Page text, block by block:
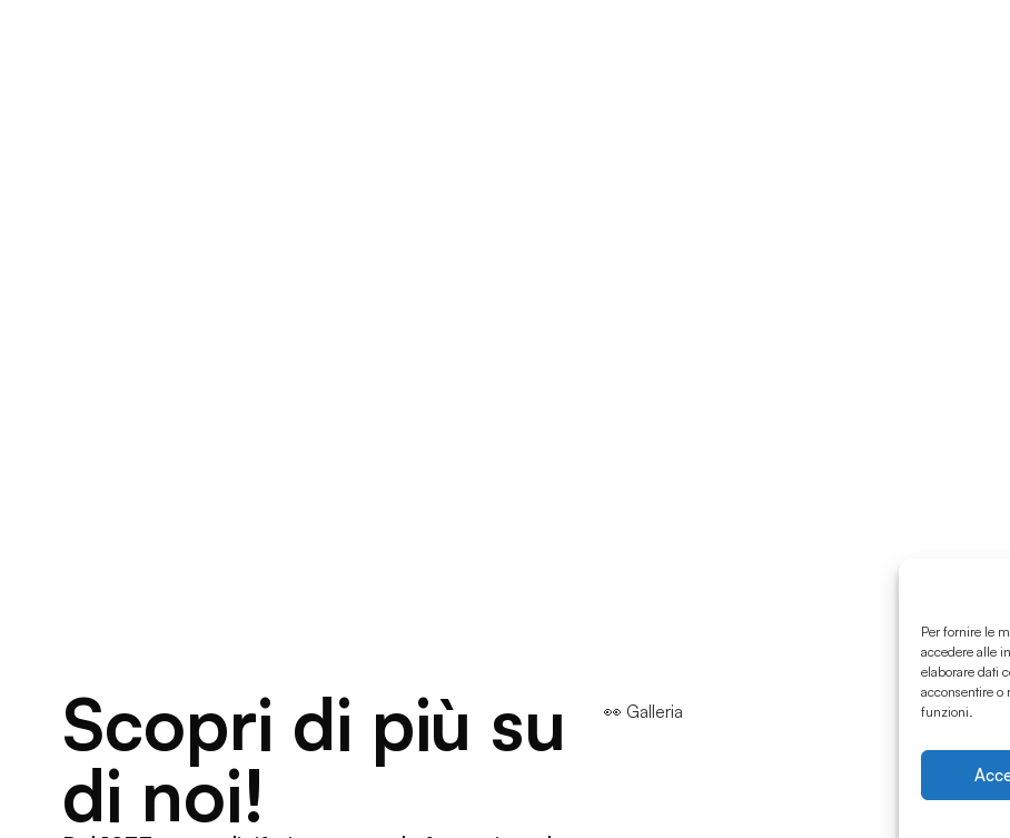
Per fornire le
accedere alle
elaborare dati
acconsentire o
funzioni.
Scopri di più su
di noi!
👀 Galleria